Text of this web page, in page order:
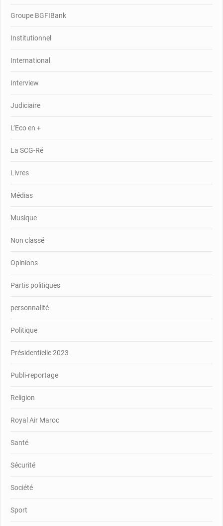
Groupe BGFIBank
Institutionnel
International
Interview
Judiciaire
L’Eco en +
La SCG-Ré
Livres
Médias
Musique
Non classé
Opinions
Partis politiques
personnalité
Politique
Présidentielle 2023
Publi-reportage
Religion
Royal Air Maroc
Santé
Sécurité
Société
Sport